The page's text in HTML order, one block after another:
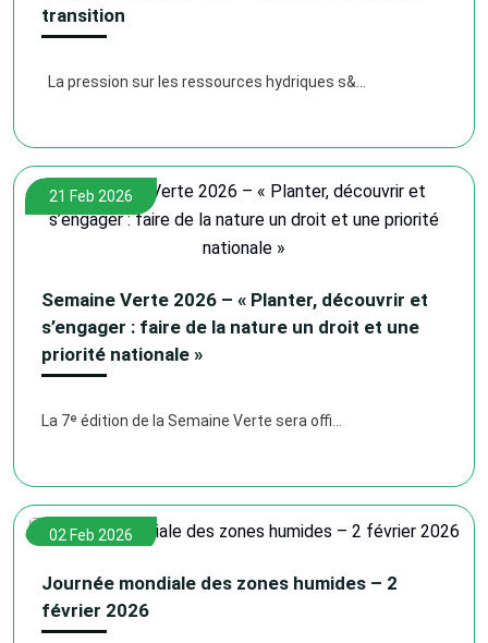
transition
La pression sur les ressources hydriques s&...
21 Feb 2026
Semaine Verte 2026 – « Planter, découvrir et
s’engager : faire de la nature un droit et une
priorité nationale »
La 7ᵉ édition de la Semaine Verte sera offi...
02 Feb 2026
Journée mondiale des zones humides – 2
février 2026